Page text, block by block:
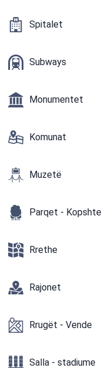
Spitalet
Subways
Monumentet
Komunat
Muzetë
Parqet - Kopshte
Rrethe
Rajonet
Rrugët - Vende
Salla - stadiume